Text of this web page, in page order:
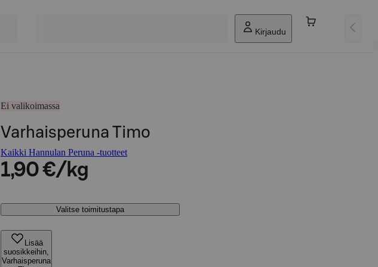
Kirjaudu
Ei valikoimassa
Varhaisperuna Timo
Kaikki Hannulan Peruna -tuotteet
1,90 €/kg
Valitse toimitustapa
Lisää
suosikkeihin,
Varhaisperuna